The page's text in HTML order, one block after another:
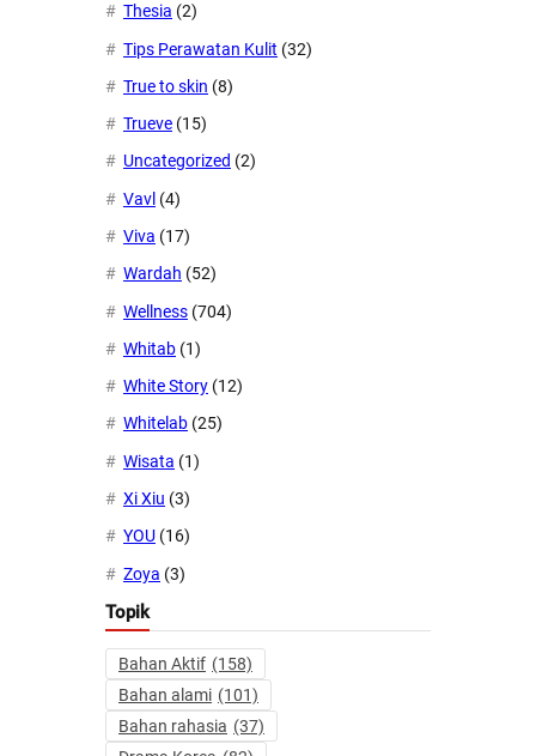
Thesia (2)
Tips Perawatan Kulit (32)
True to skin (8)
Trueve (15)
Uncategorized (2)
Vavl (4)
Viva (17)
Wardah (52)
Wellness (704)
Whitab (1)
White Story (12)
Whitelab (25)
Wisata (1)
Xi Xiu (3)
YOU (16)
Zoya (3)
Topik
Bahan Aktif (158)
Bahan alami (101)
Bahan rahasia (37)